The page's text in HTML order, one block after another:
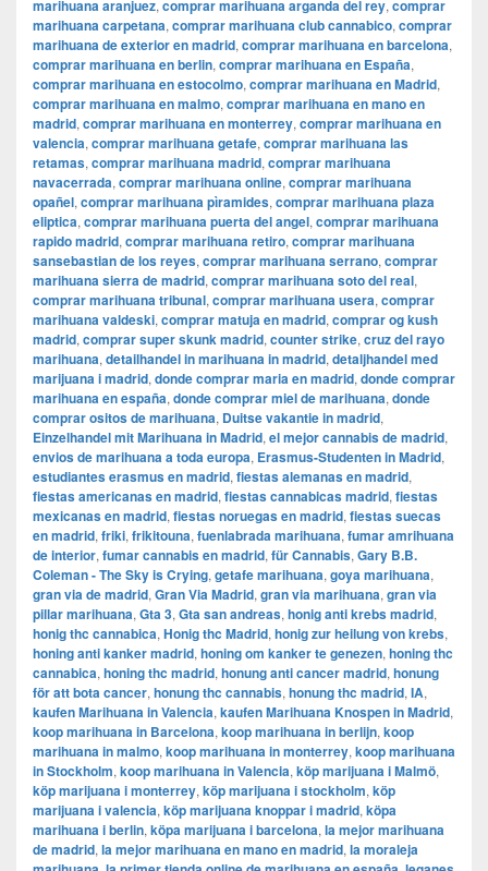
marihuana aranjuez, comprar marihuana arganda del rey, comprar
marihuana carpetana, comprar marihuana club cannabico, comprar
marihuana de exterior en madrid, comprar marihuana en barcelona,
comprar marihuana en berlin, comprar marihuana en España,
comprar marihuana en estocolmo, comprar marihuana en Madrid,
comprar marihuana en malmo, comprar marihuana en mano en
madrid, comprar marihuana en monterrey, comprar marihuana en
valencia, comprar marihuana getafe, comprar marihuana las
retamas, comprar marihuana madrid, comprar marihuana
navacerrada, comprar marihuana online, comprar marihuana
opañel, comprar marihuana pìramides, comprar marihuana plaza
eliptica, comprar marihuana puerta del angel, comprar marihuana
rapido madrid, comprar marihuana retiro, comprar marihuana
sansebastian de los reyes, comprar marihuana serrano, comprar
marihuana sierra de madrid, comprar marihuana soto del real,
comprar marihuana tribunal, comprar marihuana usera, comprar
marihuana valdeski, comprar matuja en madrid, comprar og kush
madrid, comprar super skunk madrid, counter strike, cruz del rayo
marihuana, detailhandel in marihuana in madrid, detaljhandel med
marijuana i madrid, donde comprar maria en madrid, donde comprar
marihuana en españa, donde comprar miel de marihuana, donde
comprar ositos de marihuana, Duitse vakantie in madrid,
Einzelhandel mit Marihuana in Madrid, el mejor cannabis de madrid,
envios de marihuana a toda europa, Erasmus-Studenten in Madrid,
estudiantes erasmus en madrid, fiestas alemanas en madrid,
fiestas americanas en madrid, fiestas cannabicas madrid, fiestas
mexicanas en madrid, fiestas noruegas en madrid, fiestas suecas
en madrid, friki, frikitouna, fuenlabrada marihuana, fumar amrihuana
de interior, fumar cannabis en madrid, für Cannabis, Gary B.B.
Coleman - The Sky is Crying, getafe marihuana, goya marihuana,
gran via de madrid, ​​Gran Via Madrid, gran via marihuana, gran via
pillar marihuana, Gta 3, Gta san andreas, honig anti krebs madrid,
honig thc cannabica, Honig thc Madrid, honig zur heilung von krebs,
honing anti kanker madrid, honing om kanker te genezen, honing thc
cannabica, honing thc madrid, honung anti cancer madrid, honung
för att bota cancer, honung thc cannabis, honung thc madrid, IA,
kaufen Marihuana in Valencia, kaufen Marihuana Knospen in Madrid,
koop marihuana in Barcelona, koop marihuana in berlijn, koop
marihuana in malmo, koop marihuana in monterrey, koop marihuana
in Stockholm, ​​koop marihuana in Valencia, köp marijuana i Malmö,
köp marijuana i monterrey, köp marijuana i stockholm, ​​köp
marijuana i valencia, köp marijuana knoppar i madrid, köpa
marihuana i berlin, köpa marijuana i barcelona, la mejor marihuana
de madrid, la mejor marihuana en mano en madrid, la moraleja